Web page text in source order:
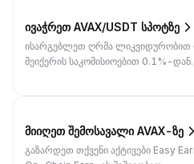
ივაჭრეთ AVAX/USDT სპოტზე
ისარგებლეთ ღრმა ლიკვიდურობით
მეიქერის საკომისიოებით 0.1%-დან.
მიიღეთ შემოსავალი AVAX-ზე
გაზარდეთ თქვენი აქტივები Easy